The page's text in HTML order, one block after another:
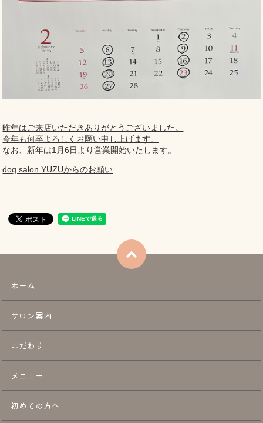
昨年はご来店いただきありがとうございました。
今年も何卒よろしくお願い申し上げます。
なお、新年は1月6日より営業開始いたします。
dog salon YUZUからのお願い
ホーム
サロン案内
こだわり
メニュー
初めての方へ